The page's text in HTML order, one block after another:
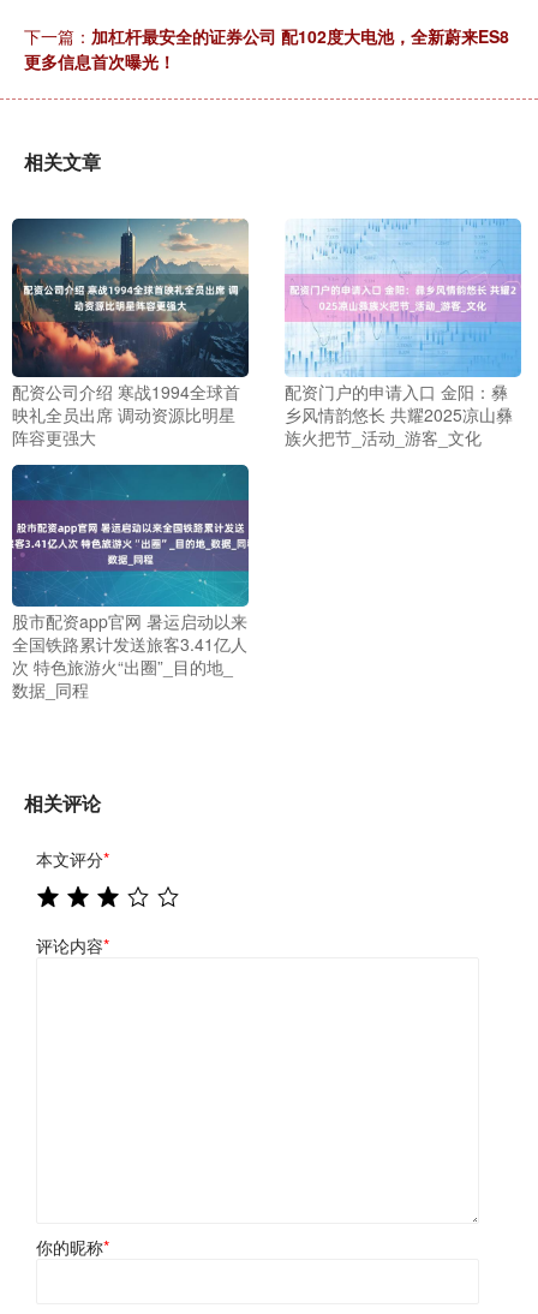
下一篇： 加杠杆最安全的证券公司 配102度大电池，全新蔚来ES8
更多信息首次曝光！
相关文章
配资公司介绍 寒战1994全球首
映礼全员出席 调动资源比明星
阵容更强大
配资门户的申请入口 金阳：彝
乡风情韵悠长 共耀2025凉山彝
族火把节_活动_游客_文化
股市配资app官网 暑运启动以来
全国铁路累计发送旅客3.41亿人
次 特色旅游火“出圈”_目的地_
数据_同程
相关评论
本文评分*
评论内容*
你的昵称*